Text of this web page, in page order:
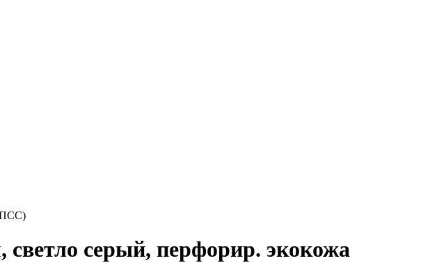
светло серый, перфорир. экокожа